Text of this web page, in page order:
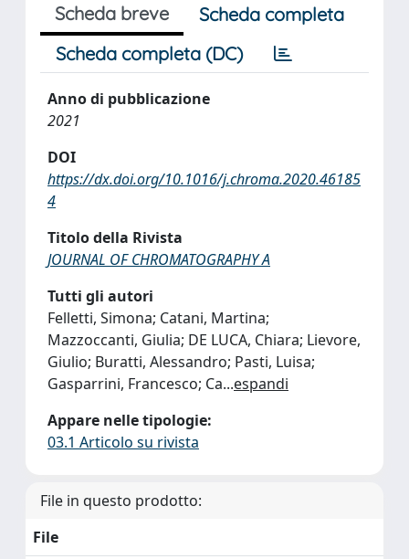
Scheda breve
Scheda completa
Scheda completa (DC)
Anno di pubblicazione
2021
DOI
https://dx.doi.org/10.1016/j.chroma.2020.46185
4
Titolo della Rivista
JOURNAL OF CHROMATOGRAPHY A
Tutti gli autori
Felletti, Simona; Catani, Martina;
Mazzoccanti, Giulia; DE LUCA, Chiara; Lievore,
Giulio; Buratti, Alessandro; Pasti, Luisa;
Gasparrini, Francesco; Ca...espandi
Appare nelle tipologie:
03.1 Articolo su rivista
File in questo prodotto:
File